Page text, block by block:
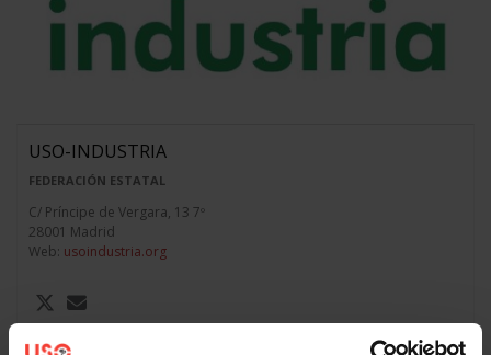
USO-INDUSTRIA
FEDERACIÓN ESTATAL
C/ Príncipe de Vergara, 13 7º
28001 Madrid
Web: usoindustria.org